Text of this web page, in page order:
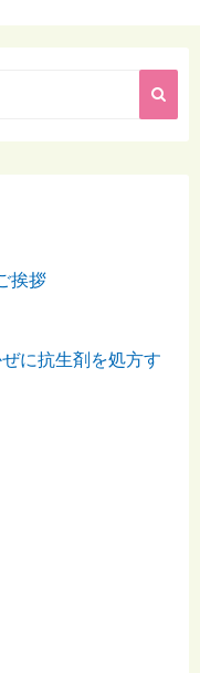
挨拶
に抗生剤を処方す